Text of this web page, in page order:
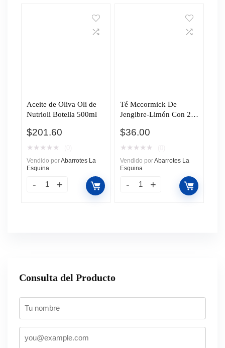
Aceite de Oliva Oli de
Nutrioli Botella 500ml
$201.60
★ ★ ★ ★ ★
Vendido porAbarrotes La
Esquina
Té Mccormick De
Jengibre-Limón Con 25
$36.00
★ ★ ★ ★ ★
Vendido porAbarrotes La
Esquina
Consulta del Producto